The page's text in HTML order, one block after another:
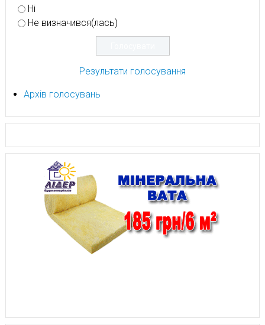
Ні
Не визначився(лась)
Результати голосування
Архів голосувань